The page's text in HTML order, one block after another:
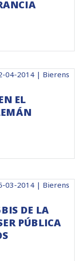
04-2014 | Bierens
EL
03-2014 | Bierens
DE LA
PÚBLICA